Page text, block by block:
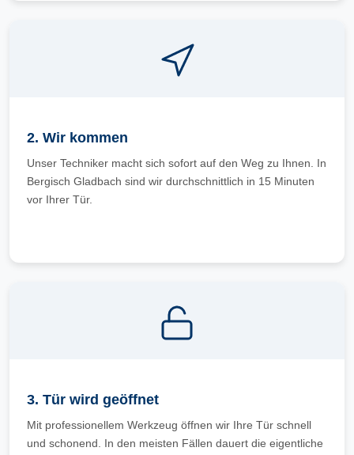
2. Wir kommen
Unser Techniker macht sich sofort auf den Weg zu Ihnen. In
Bergisch Gladbach sind wir durchschnittlich in 15 Minuten
vor Ihrer Tür.
3. Tür wird geöffnet
Mit professionellem Werkzeug öffnen wir Ihre Tür schnell
und schonend. In den meisten Fällen dauert die eigentliche